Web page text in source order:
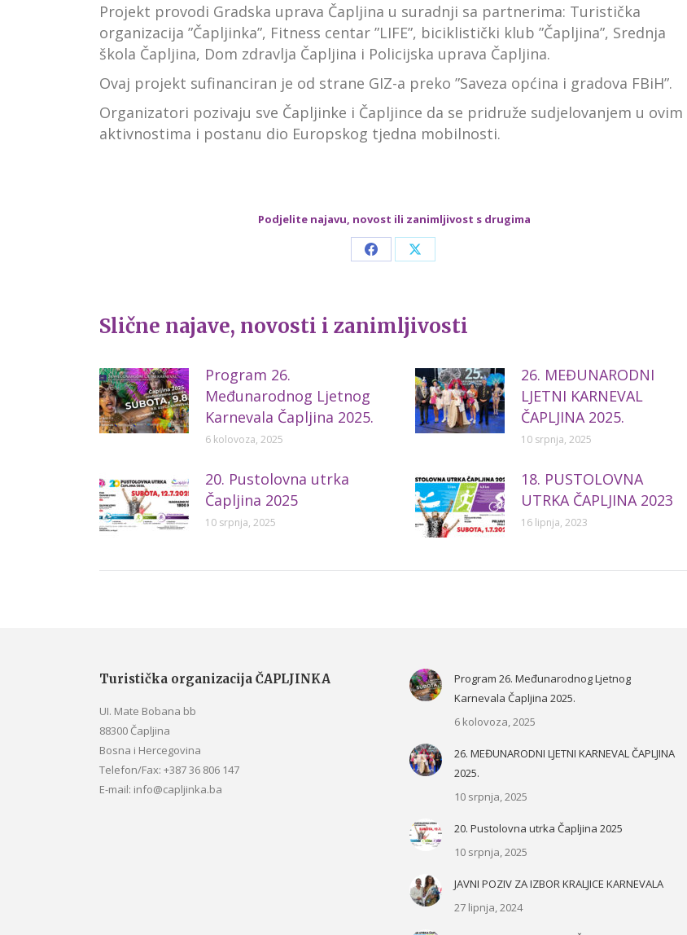
Projekt provodi Gradska uprava Čapljina u suradnji sa partnerima: Turistička
organizacija ”Čapljinka”, Fitness centar ”LIFE”, biciklistički klub ”Čapljina”, Srednja
škola Čapljina, Dom zdravlja Čapljina i Policijska uprava Čapljina.
Ovaj projekt sufinanciran je od strane GIZ-a preko ”Saveza općina i gradova FBiH”.
Organizatori pozivaju sve Čapljinke i Čapljince da se pridruže sudjelovanjem u ovim
aktivnostima i postanu dio Europskog tjedna mobilnosti.
Podjelite najavu, novost ili zanimljivost s drugima
Share Share
Slične najave, novosti i zanimljivosti
Program 26.
Međunarodnog Ljetnog
Karnevala Čapljina 2025.
6 kolovoza, 2025
26. MEĐUNARODNI
LJETNI KARNEVAL
ČAPLJINA 2025.
10 srpnja, 2025
20. Pustolovna utrka
Čapljina 2025
10 srpnja, 2025
18. PUSTOLOVNA
UTRKA ČAPLJINA 2023
16 lipnja, 2023
Turistička organizacija ČAPLJINKA
UI. Mate Bobana bb
88300 Čapljina
Bosna i Hercegovina
Telefon/Fax: +387 36 806 147
E-mail: info@capljinka.ba
Program 26. Međunarodnog Ljetnog
Karnevala Čapljina 2025.
6 kolovoza, 2025
26. MEĐUNARODNI LJETNI KARNEVAL ČAPLJINA
2025.
10 srpnja, 2025
20. Pustolovna utrka Čapljina 2025
10 srpnja, 2025
JAVNI POZIV ZA IZBOR KRALJICE KARNEVALA
27 lipnja, 2024